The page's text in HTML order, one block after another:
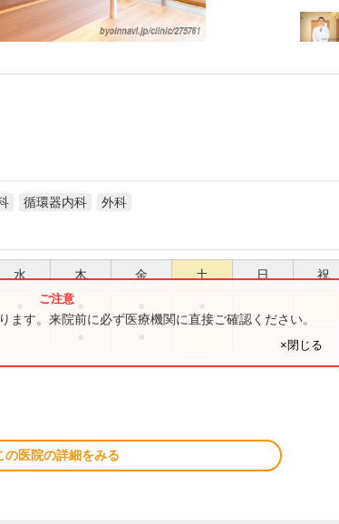
循環器内科 外科
水 木 金 土 日 祝
ます。来院前に必ず医療機関に直接ご確認ください。
×閉じる
の医院の詳細をみる